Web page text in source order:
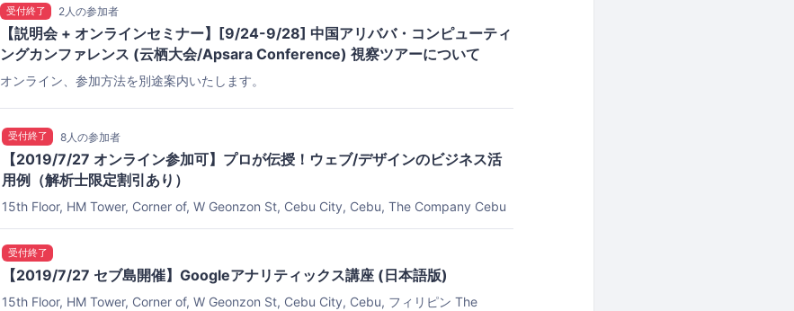
受付終了 2人の参加者
【説明会 + オンラインセミナー】[9/24-9/28] 中国アリババ・コンピューティ
ングカンファレンス (云栖大会/Apsara Conference) 視察ツアーについて
オンライン、参加方法を別途案内いたします。
受付終了 8人の参加者
【2019/7/27 オンライン参加可】プロが伝授！ウェブ/デザインのビジネス活
用例（解析士限定割引あり）
15th Floor, HM Tower, Corner of, W Geonzon St, Cebu City, Cebu, The Company Cebu
受付終了
【2019/7/27 セブ島開催】Googleアナリティックス講座 (日本語版)
15th Floor, HM Tower, Corner of, W Geonzon St, Cebu City, Cebu, フィリピン The